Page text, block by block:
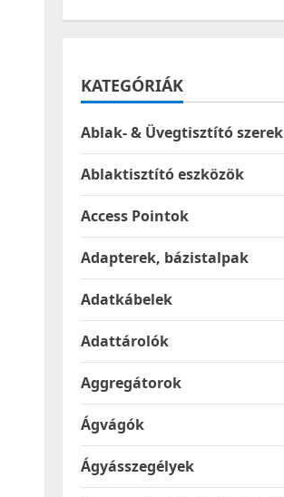
KATEGÓRIÁK
Ablak- & Üvegtisztító szerek
Ablaktisztító eszközök
Access Pointok
Adapterek, bázistalpak
Adatkábelek
Adattárolók
Aggregátorok
Ágvágók
Ágyásszegélyek